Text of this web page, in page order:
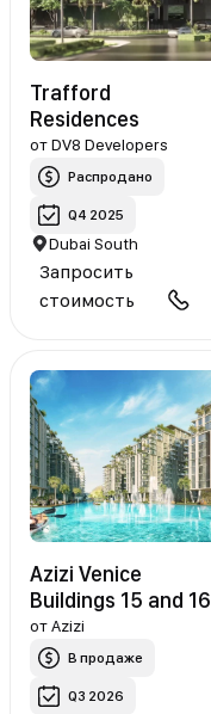
Trafford
Residences
отDV8 Developers
Распродано
Q4 2025
Dubai South
Запросить
стоимость
Azizi Venice
Buildings 15 and 16
отAzizi
В продаже
Q3 2026